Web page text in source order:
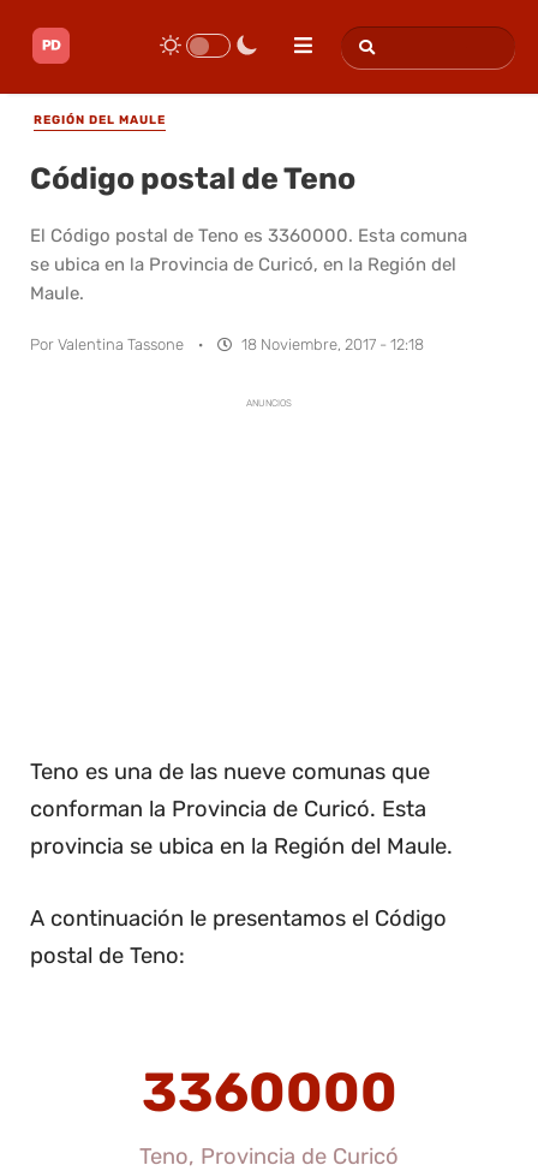
REGIÓN DEL MAULE
Código postal de Teno
El Código postal de Teno es 3360000. Esta comuna
se ubica en la Provincia de Curicó, en la Región del
Maule.
Por Valentina Tassone · 18 Noviembre, 2017 - 12:18
ANUNCIOS
Teno es una de las nueve comunas que
conforman la Provincia de Curicó. Esta
provincia se ubica en la Región del Maule.
A continuación le presentamos el Código
postal de Teno:
3360000
Teno, Provincia de Curicó